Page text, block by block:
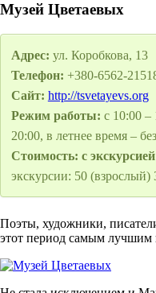
Музей Цветаевых
Адрес: ул. Коробкова, 13
Телефон: +380-6562-
Сайт: http://tsvetayevs.org
Режим работы: с 10:00 –
20:00, в летнее время –
Стоимость: с
экскурсии: 50 (взрослый)
Поэты, художники,
этот период самым лучшим